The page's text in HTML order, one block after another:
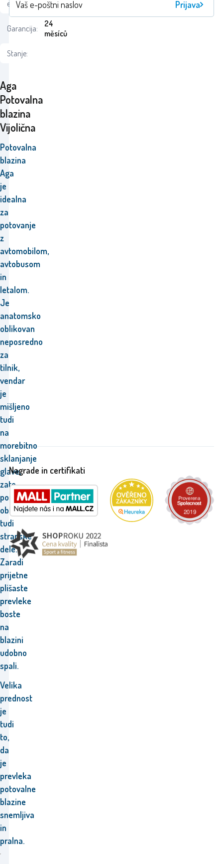
Aga
Potovalna
blazina
Vijolična
Potovalna
blazina
Aga
je
idealna
za
potovanje
z
avtomobilom,
avtobusom
in
letalom.
Je
anatomsko
oblikovan
neposredno
za
tilnik,
vendar
je
mišljeno
tudi
na
morebitno
sklanjanje
glave,
zato
ponuja
oblikovane
tudi
stranske
dele.
Zaradi
prijetne
plišaste
prevleke
boste
na
blazini
udobno
spali.
Velika
prednost
je
tudi
to,
da
je
prevleka
potovalne
blazine
snemljiva
in
pralna.
ean: 1210000179326
Garancija:
24
měsíců
Stanje:
Prijava
Nagrade in certifikati